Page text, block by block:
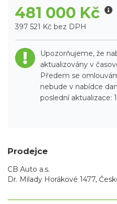
481 000 Kč
397 521 Kč bez DPH
Upozorňujeme, že
aktualizovány v
Předem se
nebude v nabídce
poslední aktualizace:
Prodejce
CB Auto a.s.
Dr. Milady Horákové 1477,